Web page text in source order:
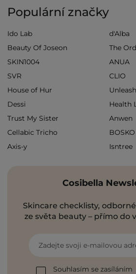
Populární značky
Ido Lab
d'Alba
Beauty Of Joseon
The
SKIN1004
ANUA
SVR
CLIO
House of Hur
Dessi
Health
Trust My Sister
Anwen
Cellabic Tricho
Axis-y
Isntree
Cosibella
Skincare checklisty,
ze světa beauty – přímo do
Zadejte svoji e-mailovou
Souhlasím se zasíláním